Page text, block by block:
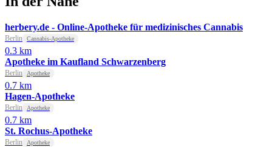
herbery.de - Online-Apotheke für medizinisches Cannabis
Berlin Cannabis-Apotheke
0.3 km
Apotheke im Kaufland Schwarzenberg
Berlin Apotheke
0.7 km
Hagen-Apotheke
Berlin Apotheke
0.7 km
St. Rochus-Apotheke
Berlin Apotheke